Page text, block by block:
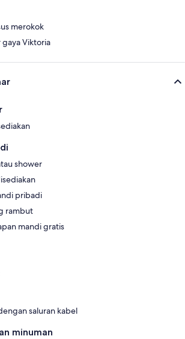
merokok
Viktoria
shower
pribadi
rambut
mandi gratis
saluran kabel
minuman